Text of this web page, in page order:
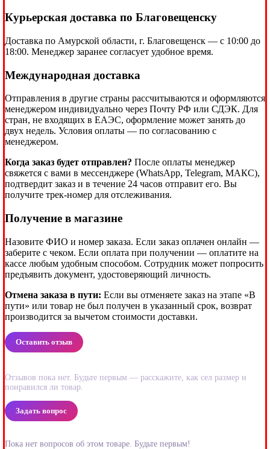
Курьерская доставка по Благовещенску
Доставка по Амурской области, г. Благовещенск — с 10:00 до
18:00. Менеджер заранее согласует удобное время.
Международная доставка
Отправления в другие страны рассчитываются и оформляются
менеджером индивидуально через Почту РФ или СДЭК. Для
стран, не входящих в ЕАЭС, оформление может занять до
двух недель. Условия оплаты — по согласованию с
менеджером.
Когда заказ будет отправлен? После оплаты менеджер
свяжется с вами в мессенджере (WhatsApp, Telegram, МАКС),
подтвердит заказ и в течение 24 часов отправит его. Вы
получите трек-номер для отслеживания.
Получение в магазине
Назовите ФИО и номер заказа. Если заказ оплачен онлайн —
заберите с чеком. Если оплата при получении — оплатите на
кассе любым удобным способом. Сотрудник может попросить
предъявить документ, удостоверяющий личность.
Отмена заказа в пути: Если вы отменяете заказ на этапе «В
пути» или товар не был получен в указанный срок, возврат
производится за вычетом стоимости доставки.
Оставить отзыв
Отзывов пока нет. Будьте первым — расскажите, как сел размер и
понравился ли товар.
Задать вопрос
Пока нет вопросов об этом товаре. Будьте первым!